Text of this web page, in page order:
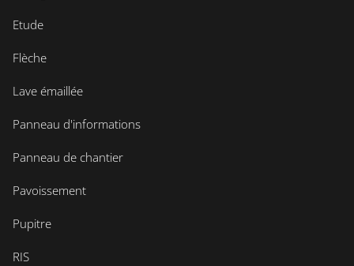
Etude
Flèche
Lave émaillée
Panneau d'informations
Panneau de chantier
Pavoissement
Pupitre
RIS